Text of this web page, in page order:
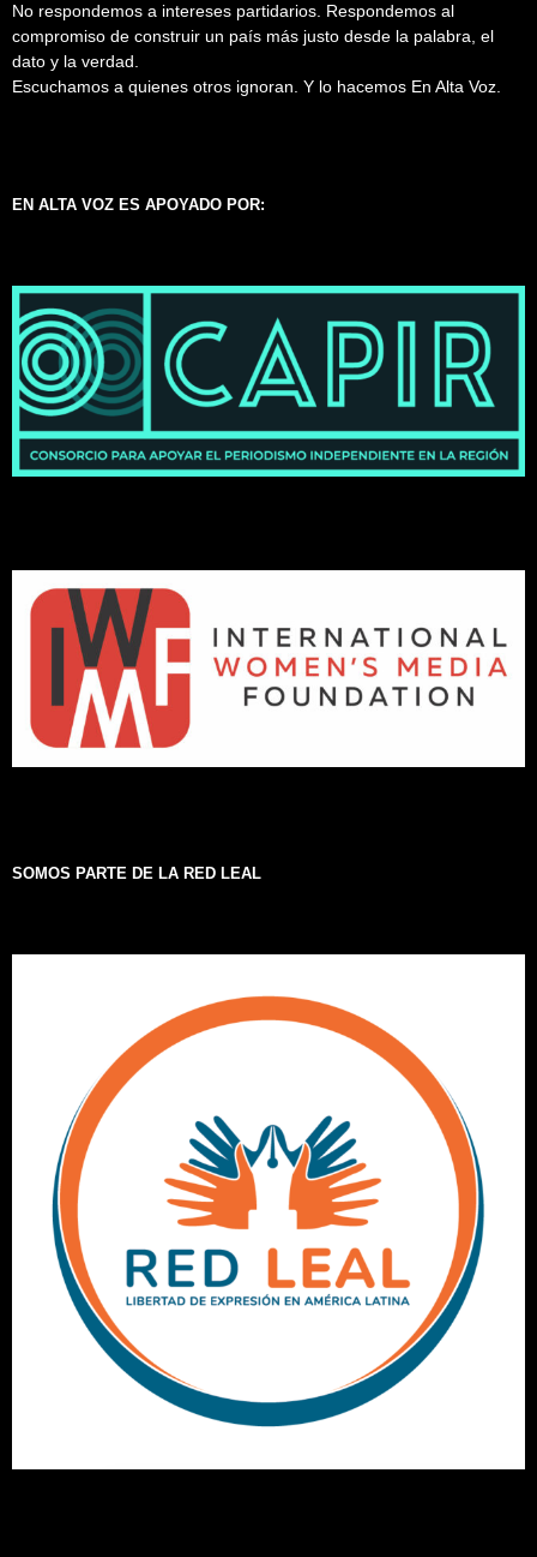
No respondemos a intereses partidarios. Respondemos al
compromiso de construir un país más justo desde la palabra, el
dato y la verdad.
Escuchamos a quienes otros ignoran. Y lo hacemos En Alta Voz.
EN ALTA VOZ ES APOYADO POR:
SOMOS PARTE DE LA RED LEAL